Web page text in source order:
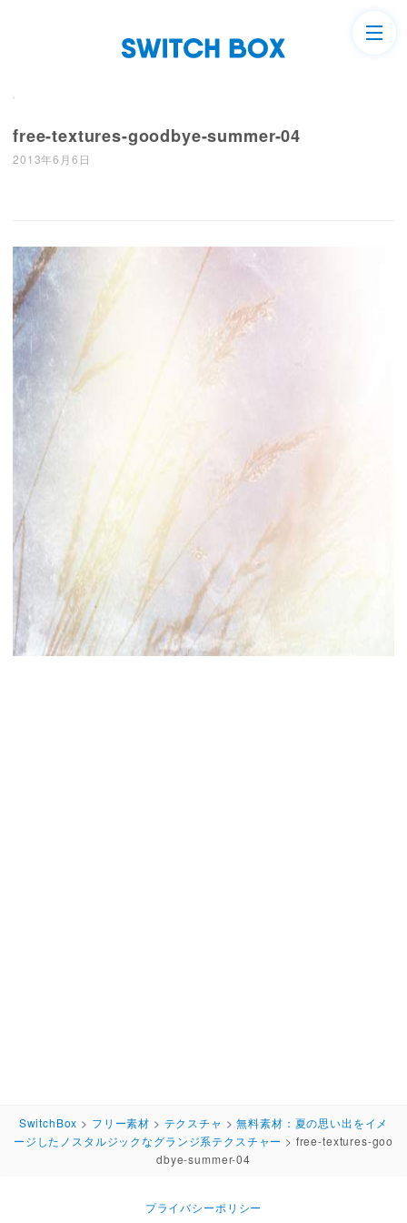
free-textures-goodbye-summer-04
2013年6月6日
SwitchBox > フリー素材 > テクスチャ >無料素材：夏の思い出をイメ
ージしたノスタルジックなグランジ系テクスチャー > free-textures-goo
dbye-summer-04
プライバシーポリシー